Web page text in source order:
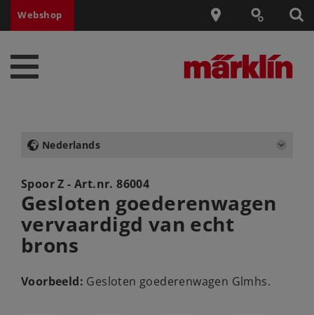
Webshop
Nederlands
Spoor Z - Art.nr.86004
Gesloten goederenwagen
vervaardigd van echt
brons
Voorbeeld: Gesloten goederenwagen Glmhs.